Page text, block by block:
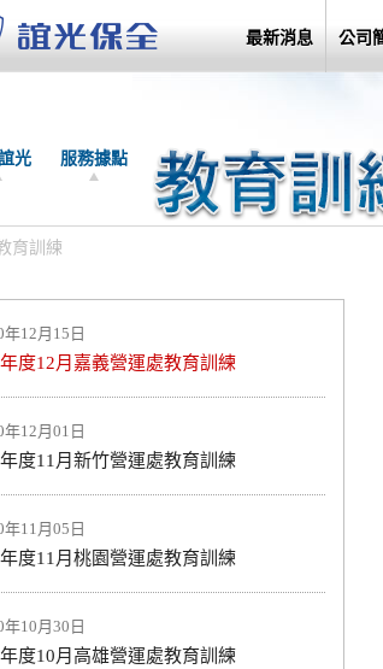
最新消息 公司
光 服務據點
育訓練
年12月15日
度12月嘉義營運處教育訓練
年12月01日
度11月新竹營運處教育訓練
年11月05日
度11月桃園營運處教育訓練
年10月30日
度10月高雄營運處教育訓練